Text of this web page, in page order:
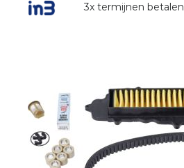
3x termijnen betalen